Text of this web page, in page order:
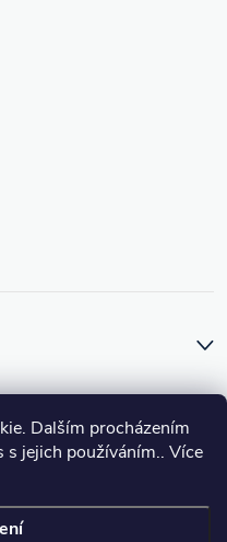
Dalším procházením
jejich používáním.. Více
vybavení rozumí.